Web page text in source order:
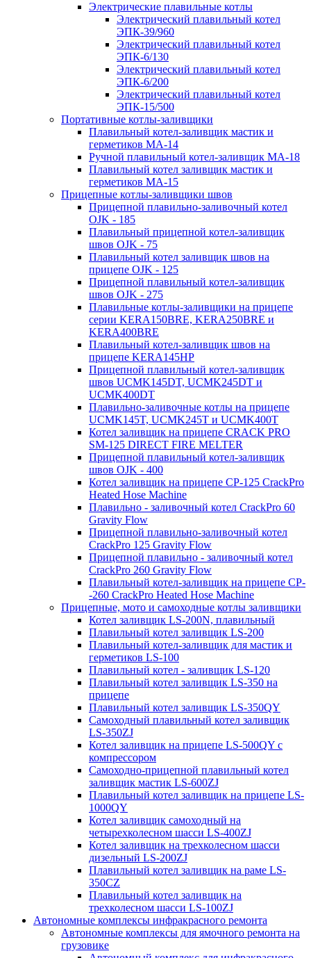
Электрические плавильные котлы
Электрический плавильный котел
ЭПК-39/960
Электрический плавильный котел
ЭПК-6/130
Электрический плавильный котел
ЭПК-6/200
Электрический плавильный котел
ЭПК-15/500
Портативные котлы-заливщики
Плавильный котел-заливщик мастик и
герметиков МА-14
Ручной плавильный котел-заливщик МА-18
Плавильный котел заливщик мастик и
герметиков МА-15
Прицепные котлы-заливщики швов
Прицепной плавильно-заливочный котел
OJK - 185
Плавильный прицепной котел-заливщик
швов OJK - 75
Плавильный котел заливщик швов на
прицепе OJK - 125
Прицепной плавильный котел-заливщик
швов OJK - 275
Плавильные котлы-заливщики на прицепе
серии KERA150BRE, KERA250BRE и
KERA400BRE
Плавильный котел-заливщик швов на
прицепе KERA145HP
Прицепной плавильный котел-заливщик
швов UCMK145DT, UCMK245DT и
UCMK400DT
Плавильно-заливочные котлы на прицепе
UCMK145T, UCMK245T и UCMK400T
Котел заливщик на прицепе CRACK PRO
SM-125 DIRECT FIRE MELTER
Прицепной плавильный котел-заливщик
швов OJK - 400
Котел заливщик на прицепе CP-125 CrackPro
Heated Hose Machine
Плавильно - заливочный котел CrackPro 60
Gravity Flow
Прицепной плавильно-заливочный котел
CrackPro 125 Gravity Flow
Прицепной плавильно - заливочный котел
CrackPro 260 Gravity Flow
Плавильный котел-заливщик на прицепе CP-
-260 CrackPro Heated Hose Machine
Прицепные, мото и самоходные котлы заливщики
Котел заливщик LS-200N, плавильный
Плавильный котел заливщик LS-200
Плавильный котел-заливщик для мастик и
герметиков LS-100
Плавильный котел - заливщик LS-120
Плавильный котел заливщик LS-350 на
прицепе
Плавильный котел заливщик LS-350QY
Самоходный плавильный котел заливщик
LS-350ZJ
Котел заливщик на прицепе LS-500QY с
компрессором
Самоходно-прицепной плавильный котел
заливщик мастик LS-600ZJ
Плавильный котел заливщик на прицепе LS-
1000QY
Котел заливщик самоходный на
четырехколесном шасси LS-400ZJ
Котел заливщик на трехколесном шасси
дизельный LS-200ZJ
Плавильный котел заливщик на раме LS-
350CZ
Плавильный котел заливщик на
трехколесном шасси LS-100ZJ
Автономные комплексы инфракрасного ремонта
Автономные комплексы для ямочного ремонта на
грузовике